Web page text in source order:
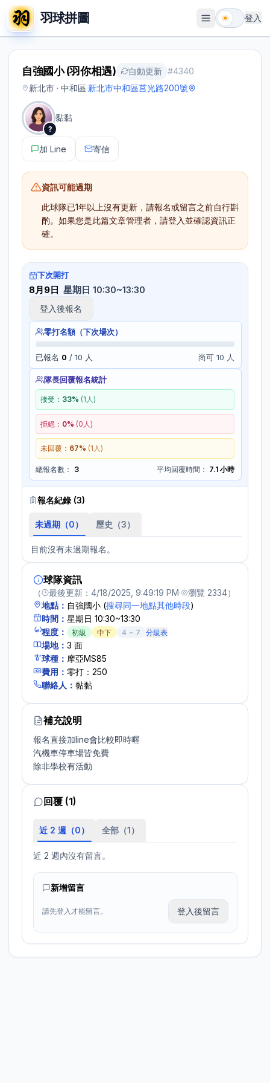
羽球拼圖 開啟選單
登入
自強國小 (羽你相遇) 自動更新 #4340
新北市 · 中和區·新北市中和區莒光路200號
?
黏黏
加 Line 寄信
資訊可能過期
此球隊已1年以上沒有更新，請報名或留言之前自行斟
酌。如果您是此篇文章管理者，請登入並確認資訊正
確。
球隊資訊
（ 最後更新： 4/18/2025, 9:49:19 PM· 瀏覽 2334）
地點： 自強國小 (搜尋同一地點其他時段)
時間： 星期日 10:30~13:30
程度：
初級 中下 4 ~ 7 分級表
場地： 3 面
球種： 摩亞MS85
費用： 零打：250
聯絡人： 黏黏
補充說明
報名直接加line會比較即時喔
汽機車停車場皆免費
除非學校有活動
下次開打
8月9日 星期日 10:30~13:30
登入後報名
零打名額（下次場次）
已報名 0 / 10 人 尚可 10 人
隊長回覆報名統計
接受： 33% (1 人)
拒絕： 0% (0 人)
未回覆： 67% (1 人)
總報名數： 3 平均回覆時間： 7.1 小時
報名紀錄 (3)
未過期（0） 歷史（3）
目前沒有未過期報名。
回覆 (1)
近 2 週（0） 全部（1）
近 2 週內沒有留言。
新增留言
請先登入才能留言。 登入後留言